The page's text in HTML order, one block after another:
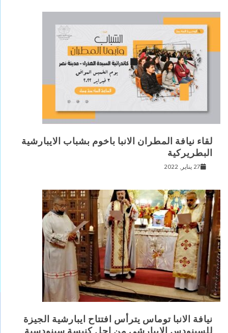
لقاء نيافة المطران الانبا باخوم بشباب الايبارشية
البطريركية
27 يناير, 2022
نيافة الانبا توماس يترأس افتتاح ايبارشية الجيزة